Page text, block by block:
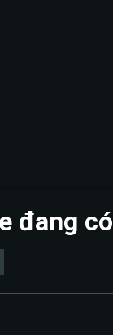
đang có